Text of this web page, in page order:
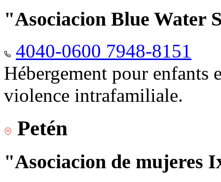
"Asociacion Blue Water
4040-0600 7948-8151
Hébergement pour enfants
violence intrafamiliale.
Petén
"Asociacion de mujeres